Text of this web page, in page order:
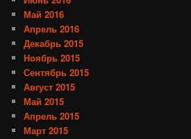
Май 2016
Апрель 2016
Декабрь 2015
Ноябрь 2015
Сентябрь 2015
Август 2015
Май 2015
Апрель 2015
Март 2015